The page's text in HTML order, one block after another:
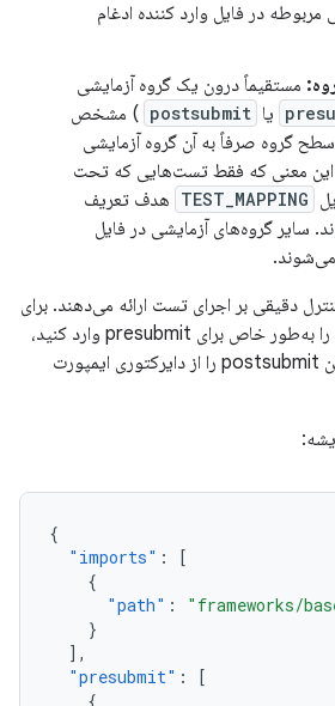
در فایل وارد کننده ادغام
مستقیماً درون یک گروه آزمایشی
یا postsubmit ) مشخص
گروه صرفاً به آن گروه آزمایشی
معنی که فقط تست‌هایی که تحت
TEST_MAPPING هدف تعریف
سایر گروه‌های آزمایشی در فایل
دقیقی بر اجرای تست ارائه می‌دهند. برای
مثال، می‌توانید تست‌هایی را به‌طور خاص برای presubmit وارد کنید،
بدون اینکه تست‌های سنگین postsubmit را از دایرکتوری ایمپورت
{
"imports" :
[
{
"path" :
"frameworks/
}
],
"presubmit" :
[
{